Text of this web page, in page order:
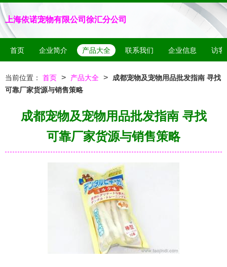
上海依诺宠物有限公司徐汇分公司
首页 企业简介 产品大全 联系我们 企业信息 访客
当前位置： 首页 > 产品大全 >
成都宠物及宠物用品批发指南 寻找
可靠厂家货源与销售策略
成都宠物及宠物用品批发指南 寻找
可靠厂家货源与销售策略